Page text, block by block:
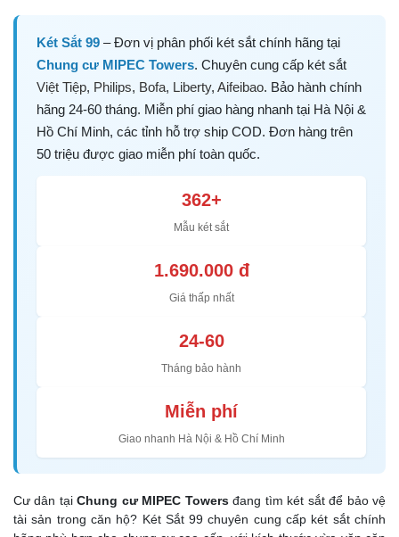
Két Sắt 99 – Đơn vị phân phối két sắt chính hãng tại
Chung cư MIPEC Towers. Chuyên cung cấp két sắt
Việt Tiệp, Philips, Bofa, Liberty, Aifeibao. Bảo hành chính
hãng 24-60 tháng. Miễn phí giao hàng nhanh tại Hà Nội &
Hồ Chí Minh, các tỉnh hỗ trợ ship COD. Đơn hàng trên
50 triệu được giao miễn phí toàn quốc.
362+
Mẫu két sắt
1.690.000 đ
Giá thấp nhất
24-60
Tháng bảo hành
Miễn phí
Giao nhanh Hà Nội & Hồ Chí Minh
Cư dân tạiChung cư MIPEC Towersđang tìm két sắt để bảo vệ
tài sản trong căn hộ? Két Sắt 99 chuyên cung cấp két sắt chính